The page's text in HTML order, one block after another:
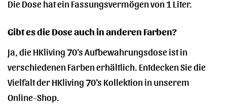
Die Dose hat ein Fassungsvermögen von 1 Liter.
Gibt es die Dose auch in anderen Farben?
Ja, die HKliving 70’s Aufbewahrungsdose ist in
verschiedenen Farben erhältlich. Entdecken Sie die
Vielfalt der HKliving 70’s Kollektion in unserem
Online-Shop.